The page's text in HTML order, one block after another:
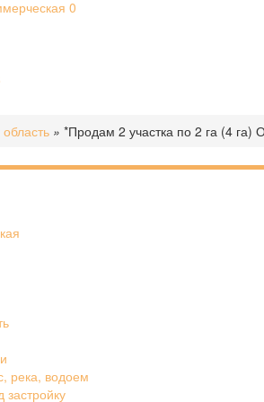
0
область » *Продам 2 участка по 2 га (4 га)
река, водоем
застройку